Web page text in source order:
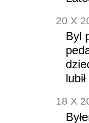
20 X
Byl
18 X